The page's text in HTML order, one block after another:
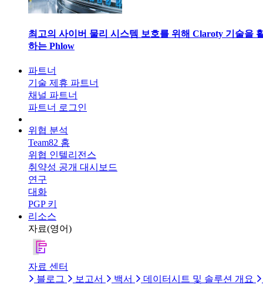
최고의 사이버 물리 시스템 보호를 위해 Claroty 기술을
하는 Phlow
파트너
기술 제휴 파트너
채널 파트너
파트너 로그인
위협 분석
Team82 홈
위협 인텔리전스
취약성 공개 대시보드
연구
대화
PGP 키
리소스
자료(영어)
자료 센터
블로그
보고서 백서
데이터시트 및 솔루션 개요